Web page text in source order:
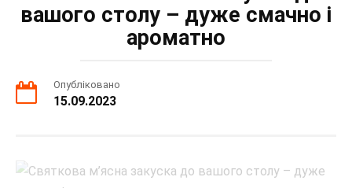
вашого столу – дуже смачно і
ароматно
Опубліковано
15.09.2023